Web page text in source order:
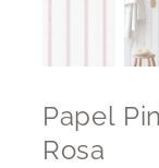
Papel
Rosa